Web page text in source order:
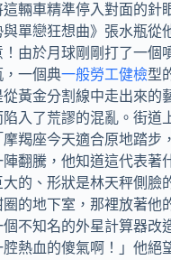
輛車精準停入對面的針
單戀狂想曲》張水瓶
由於月球剛剛打了一
，一個典一般勞工健檢型
黃金分割線中走出來
入了荒謬的混亂。街
羯座今天適合原地踏
翻騰，他知道這代表
的、形狀是林天秤側
的地下室，那裡放著
不知名的外星計算器
熱血的傻氣啊！」他絕